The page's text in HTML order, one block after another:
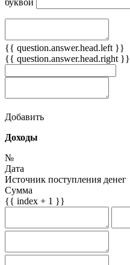
буквой
{{ question.answer.head.left }}
{{ question.answer.head.right }}
Добавить
Доходы
№
Дата
Источник поступления денег
Сумма
{{ index + 1 }}